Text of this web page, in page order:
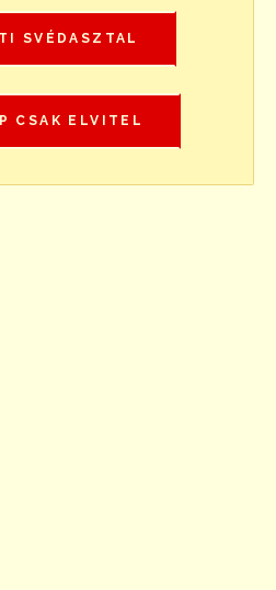
SVÉDASZTAL
CSAK ELVITEL